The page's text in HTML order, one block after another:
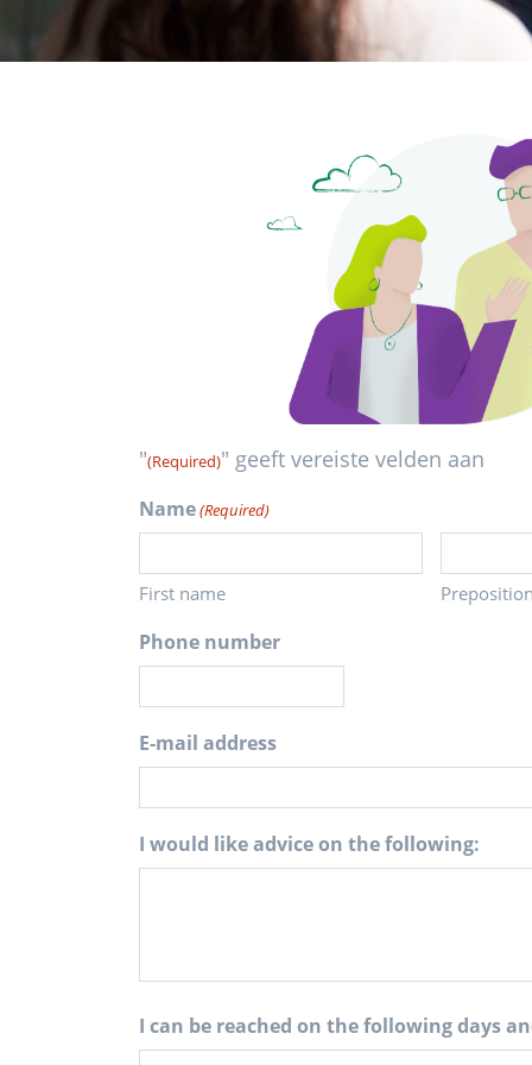
"(Required)" geeft vereiste velden aan
Name(Required)
First name Preposition
Phone number
E-mail address
I would like advice on the following:
I can be reached on the following days